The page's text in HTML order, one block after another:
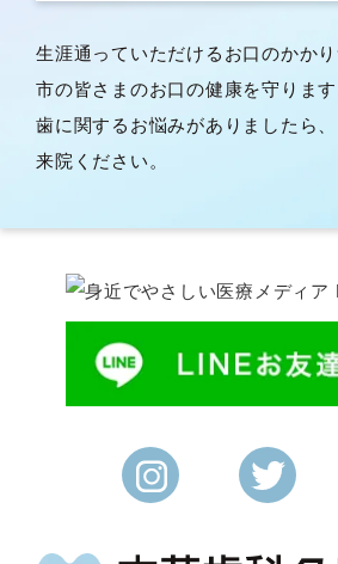
生涯通っていただけるお口のかか
市の皆さまのお口の健康を守ります
歯に関するお悩みがありましたら
来院ください。